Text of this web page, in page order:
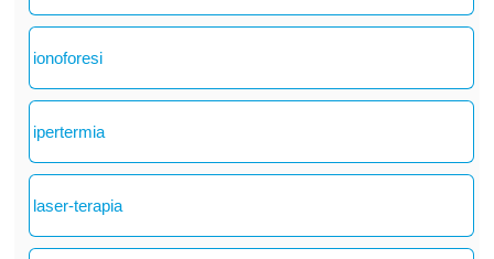
ionoforesi
ipertermia
laser-terapia